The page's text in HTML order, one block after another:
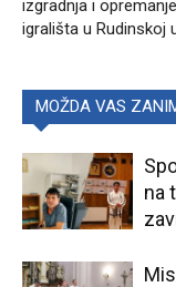
izgradnja i
igrališta u Rudinskoj
MOŽDA VAS
na